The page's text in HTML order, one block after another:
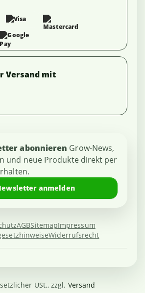
Versand mit
abonnieren Grow-News,
und neue Produkte direkt per
anmelden
AGBSitemapImpressum
Widerrufsrecht
USt., zzgl. Versand